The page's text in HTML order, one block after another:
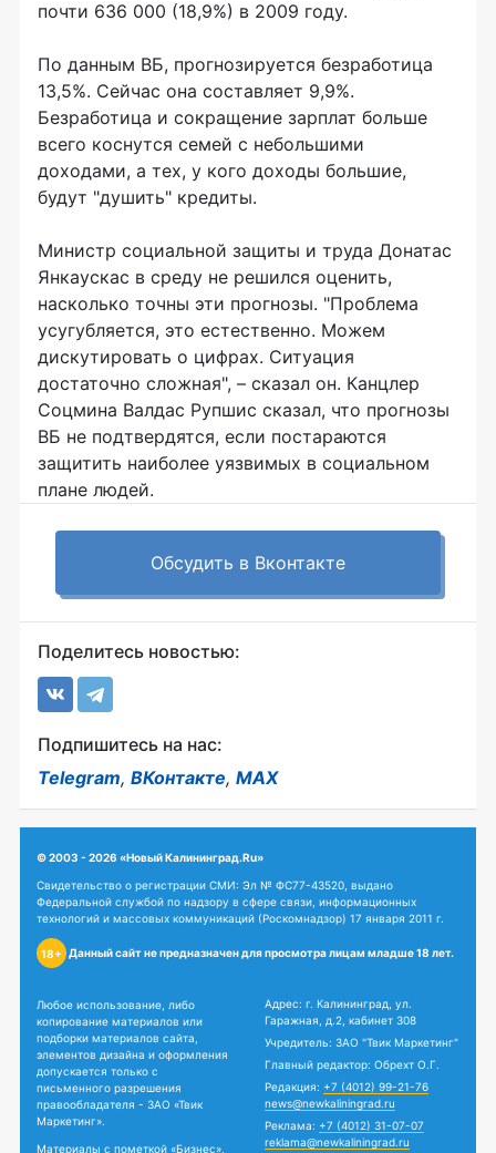
почти 636 000 (18,9%) в 2009 году.
По данным ВБ, прогнозируется безработица
13,5%. Сейчас она составляет 9,9%.
Безработица и сокращение зарплат больше
всего коснутся семей с небольшими
доходами, а тех, у кого доходы большие,
будут "душить" кредиты.
Министр социальной защиты и труда Донатас
Янкаускас в среду не решился оценить,
насколько точны эти прогнозы. "Проблема
усугубляется, это естественно. Можем
дискутировать о цифрах. Ситуация
достаточно сложная", – сказал он. Канцлер
Соцмина Валдас Рупшис сказал, что прогнозы
ВБ не подтвердятся, если постараются
защитить наиболее уязвимых в социальном
плане людей.
Обсудить в Вконтакте
Поделитесь новостью:
Подпишитесь на нас:
Telegram, ВКонтакте, MAX
© 2003 - 2026 «Новый Калининград.Ru»
Свидетельство о регистрации СМИ: Эл № ФС77-43520, выдано
Федеральной службой по надзору в сфере связи, информационных
технологий и массовых коммуникаций (Роскомнадзор) 17 января 2011 г.
18+ Данный сайт не предназначен для просмотра лицам младше 18 лет.
Любое использование, либо
копирование материалов или
подборки материалов сайта,
элементов дизайна и оформления
допускается только с
письменного разрешения
правообладателя - ЗАО «Твик
Маркетинг».
Материалы с пометкой «Бизнес»,
Адрес: г. Калининград, ул.
Гаражная, д.2, кабинет 308
Учредитель: ЗАО "Твик Маркетинг"
Главный редактор: Обрехт О.Г.
Редакция: +7 (4012) 99-21-76
news@newkaliningrad.ru
Реклама: +7 (4012) 31-07-07
reklama@newkaliningrad.ru